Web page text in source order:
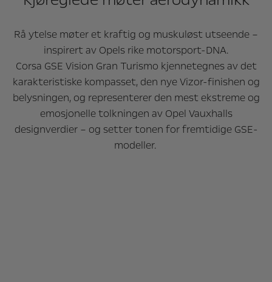
Rå ytelse møter et kraftig og muskuløst utseende –
inspirert av Opels rike motorsport-DNA.
Corsa GSE Vision Gran Turismo kjennetegnes av det
karakteristiske kompasset, den nye Vizor-finishen og
belysningen, og representerer den mest ekstreme og
emosjonelle tolkningen av Opel Vauxhalls
designverdier – og setter tonen for fremtidige GSE-
modeller.